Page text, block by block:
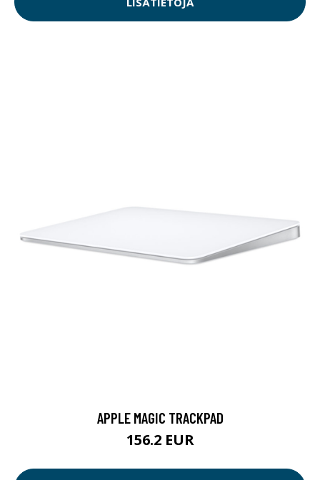
APPLE MAGIC TRACKPAD
156.2 EUR